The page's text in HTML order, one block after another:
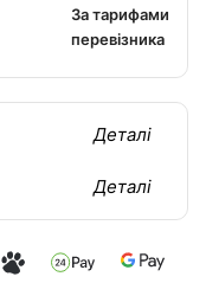
За тарифами
перевізника
Деталі
Деталі